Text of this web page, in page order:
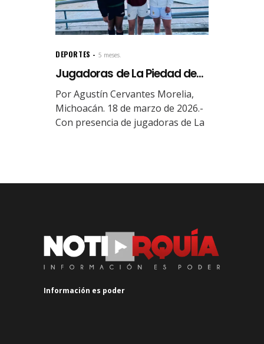
DEPORTES 5 meses.
Jugadoras de La Piedad de...
Por Agustín Cervantes Morelia,
Michoacán. 18 de marzo de 2026.-
Con presencia de jugadoras de La
Información es poder